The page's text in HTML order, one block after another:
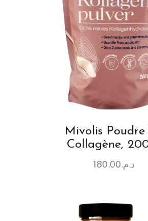
Mivolis Poudre
Collagène,
د.م.180.00